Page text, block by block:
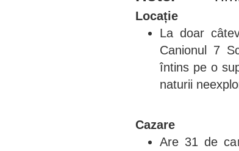
Locație
La doar
Canionul 7
întins pe o
naturii
Cazare
Are 31 de